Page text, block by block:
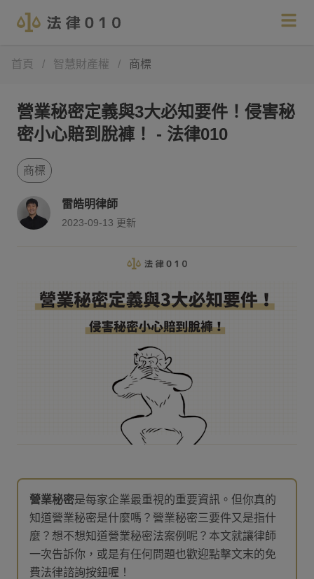
首頁 / 智慧財產權 / 商標
營業秘密定義與3大必知要件！侵害秘
密小心賠到脫褲！ - 法律010
商標
雷皓明律師
2023-09-13 更新
營業秘密是每家企業最重視的重要資訊。但你真的
知道營業秘密是什麼嗎？營業秘密三要件又是指什
麼？想不想知道營業秘密法案例呢？本文就讓律師
一次告訴你，或是有任何問題也歡迎點擊文末的免
費法律諮詢按鈕喔！